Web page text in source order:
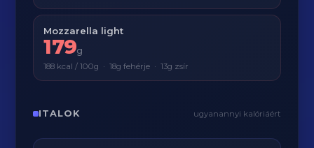
Mozzarella light
179g
188 kcal / 100g · 18g fehérje · 13g zsír
ITALOK ugyanannyi kalóriáért